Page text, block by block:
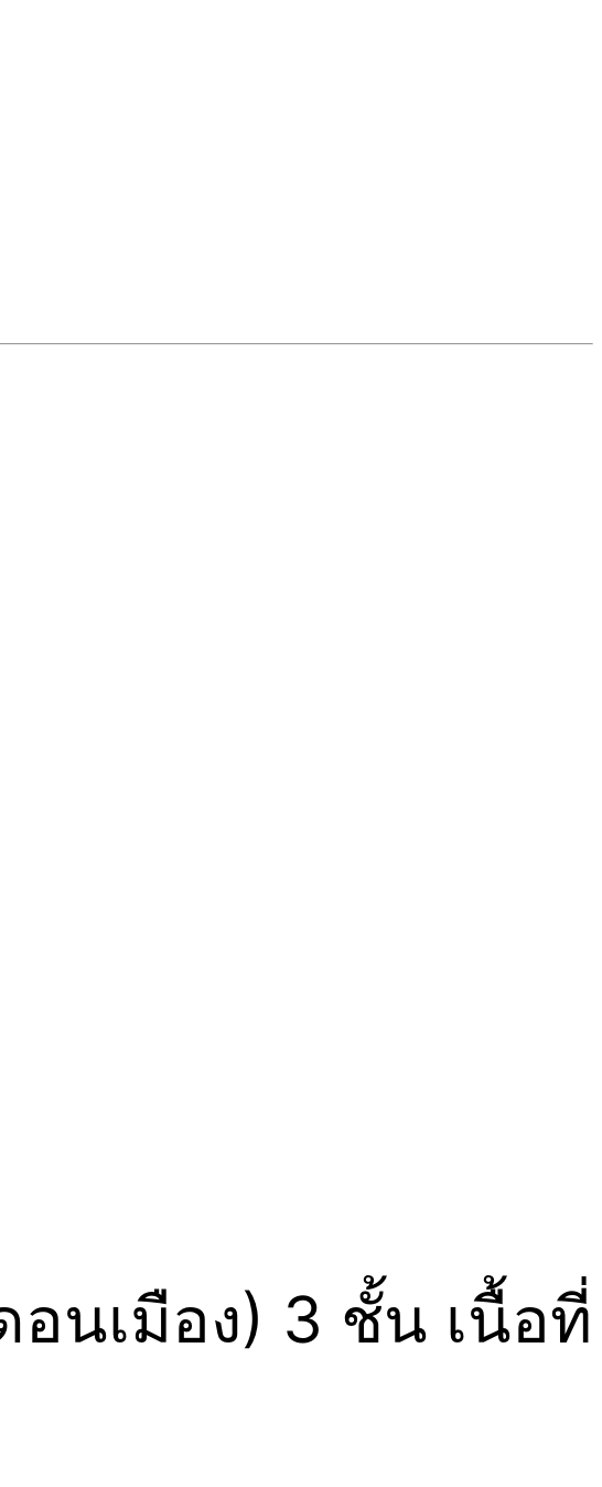
รโพสต์ขายอสังหา กับทีมงานบริษัท บ้าน ที่ดิน คอนโด
นายหน้า ขายได้จริงๆ ช่วยสร้างโอกาสในการขายได้มากกว่า ที่
นเมือง) 3 ชั้น เนื้อที่